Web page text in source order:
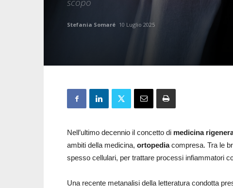
Stefania Somaré 10 Luglio 2025
Nell’ultimo decennio il concetto di medicina
ambiti della medicina, ortopediacompresa. Tra le
spesso cellulari, per trattare processi infiammatori
Una recente metanalisi della letteratura condotta